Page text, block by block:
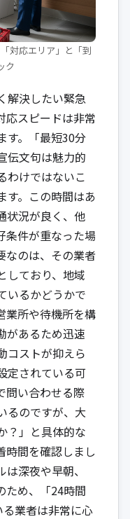
対応エリア」と「到
ク
解決したい緊急
応スピードは非常
す。「最短30分
伝文句は魅力的
わけではないこ
す。この時間はあ
状況が良く、他
条件が重なった場
なのは、その業者
しており、地域
いるかどうかで
業所や待機所を構
があるため迅速
コストが抑えら
定されている可
問い合わせる際
るのですが、大
？」と具体的な
時間を確認しまし
深夜や早朝、
ため、「24時間
業者は非常に心